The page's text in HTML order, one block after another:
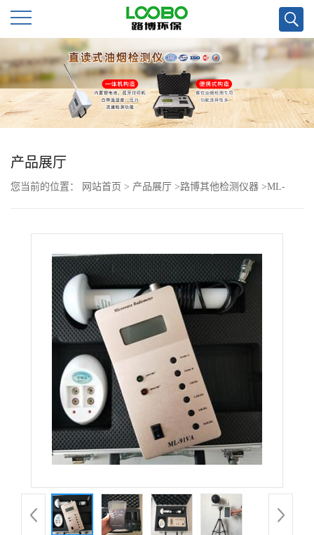
公
司
首
页
公
品
产品展厅
您当前的位置： 网站首页 > 产品展厅 >路博其他检测仪器 >ML-